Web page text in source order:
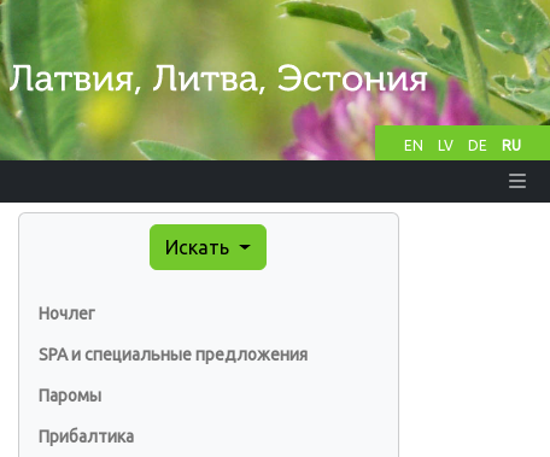
EN LV DE RU
Искать
Ночлег
SPA и специальные предложения
Паромы
Прибалтика